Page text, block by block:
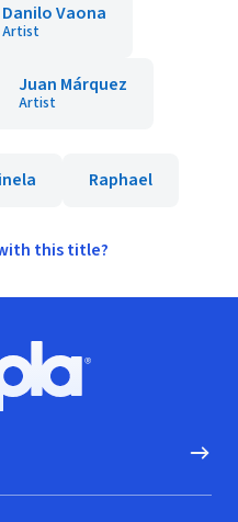
Danilo Vaona
Artist
Juan Márquez
Artist
Raphael
this title?
logo, Go to homepage